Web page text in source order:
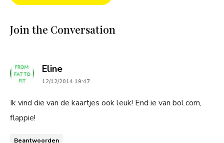
Join the Conversation
Elinesays:
12/12/2014 19:47
Ik vind die van de kaartjes ook leuk! End ie van bol.com,
flappie!
Beantwoorden